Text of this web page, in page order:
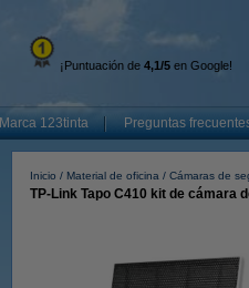
¡Puntuación de 4,1/5 en Google!
Marca 123tinta Preguntas
Inicio Material de oficina Cámaras de
TP-Link Tapo C410 kit de cámara